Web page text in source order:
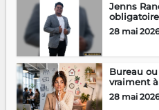
Jenns
obligatoire
28 mai 2026
Bureau
vraiment à
28 mai 2026